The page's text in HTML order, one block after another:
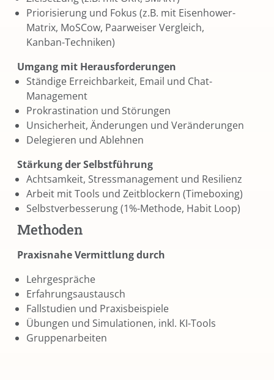
Priorisierung und Fokus (z.B. mit Eisenhower-
Matrix, MoSCow, Paarweiser Vergleich,
Kanban-Techniken)
Umgang mit Herausforderungen
Ständige Erreichbarkeit, Email und Chat-
Management
Prokrastination und Störungen
Unsicherheit, Änderungen und Veränderungen
Delegieren und Ablehnen
Stärkung der Selbstführung
Achtsamkeit, Stressmanagement und Resilienz
Arbeit mit Tools und Zeitblockern (Timeboxing)
Selbstverbesserung (1%-Methode, Habit Loop)
Methoden
Praxisnahe Vermittlung durch
Lehrgespräche
Erfahrungsaustausch
Fallstudien und Praxisbeispiele
Übungen und Simulationen, inkl. KI-Tools
Gruppenarbeiten